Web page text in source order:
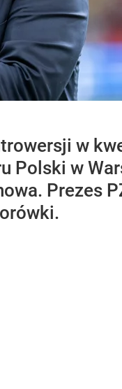
w
Polski w
Prezes